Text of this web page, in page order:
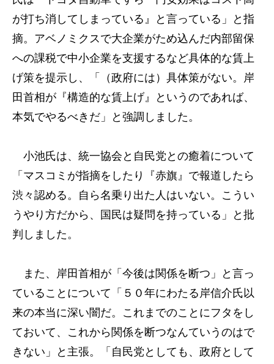
が打ち消してしまっている』と言っている」と指
摘。アベノミクスで大企業がため込んだ内部留保
への課税で中小企業を支援するなど具体的な賃上
げ策を提示し、「（政府には）具体策がない。岸
田首相が『構造的な賃上げ』というのであれば、
本気でやるべきだ」と強調しました。
小池氏は、統一協会と自民党との癒着について
「マスコミが指摘をしたり『赤旗』で報道したら
渋々認める。自ら名乗り出た人はいない。こうい
うやり方だから、国民は疑問を持っている」と批
判しました。
また、岸田首相が「今後は関係を断つ」と言っ
ていることについて「５０年にわたる岸信介氏以
来の本当に深い闇だ。これまでのことにフタをし
ておいて、これから関係を断つなんていうのはで
きない」と主張。「自民党としても、政府として